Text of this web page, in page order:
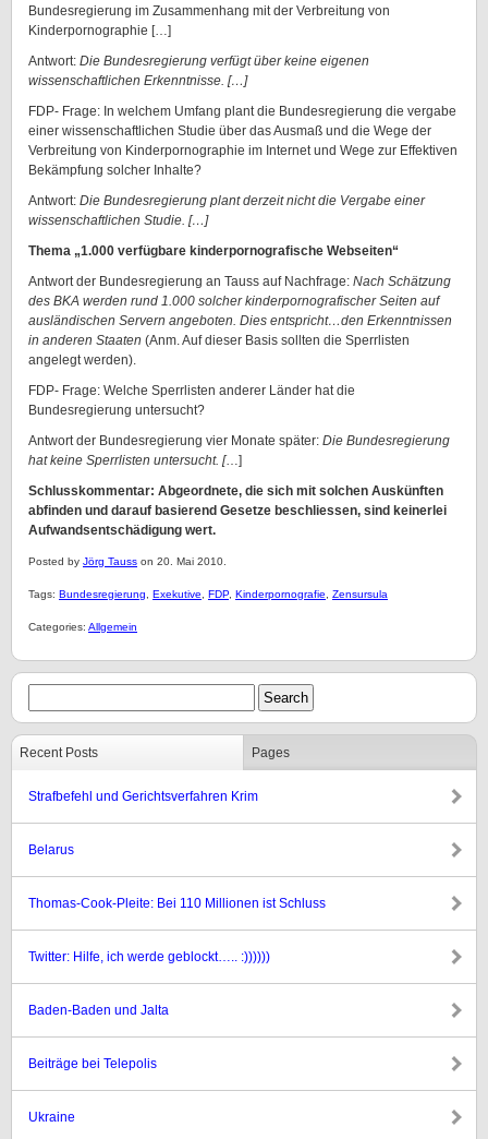
Bundesregierung im Zusammenhang mit der Verbreitung von
Kinderpornographie […]
Antwort: Die Bundesregierung verfügt über keine eigenen
wissenschaftlichen Erkenntnisse. […]
FDP- Frage: In welchem Umfang plant die Bundesregierung die vergabe
einer wissenschaftlichen Studie über das Ausmaß und die Wege der
Verbreitung von Kinderpornographie im Internet und Wege zur Effektiven
Bekämpfung solcher Inhalte?
Antwort: Die Bundesregierung plant derzeit nicht die Vergabe einer
wissenschaftlichen Studie. […]
Thema „1.000 verfügbare kinderpornografische Webseiten“
Antwort der Bundesregierung an Tauss auf Nachfrage: Nach Schätzung
des BKA werden rund 1.000 solcher kinderpornografischer Seiten auf
ausländischen Servern angeboten. Dies entspricht…den Erkenntnissen
in anderen Staaten (Anm. Auf dieser Basis sollten die Sperrlisten
angelegt werden).
FDP- Frage: Welche Sperrlisten anderer Länder hat die
Bundesregierung untersucht?
Antwort der Bundesregierung vier Monate später: Die Bundesregierung
hat keine Sperrlisten untersucht. […]
Schlusskommentar: Abgeordnete, die sich mit solchen Auskünften
abfinden und darauf basierend Gesetze beschliessen, sind keinerlei
Aufwandsentschädigung wert.
Posted by Jörg Tauss on 20. Mai 2010.
Tags: Bundesregierung Exekutive FDP, Kinderpornografie Zensursula
Categories: Allgemein
Recent Posts Pages
Strafbefehl und Gerichtsverfahren Krim
Belarus
Thomas-Cook-Pleite: Bei 110 Millionen ist Schluss
Twitter: Hilfe, ich werde geblockt….. :))))))
Baden-Baden und Jalta
Beiträge bei Telepolis
Ukraine